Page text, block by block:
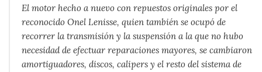
El motor hecho a nuevo con repuestos originales por el
reconocido Onel Lenisse, quien también se ocupó de
recorrer la transmisión y la suspensión a la que no hubo
necesidad de efectuar reparaciones mayores, se cambiaron
amortiguadores, discos, calipers y el resto del sistema de